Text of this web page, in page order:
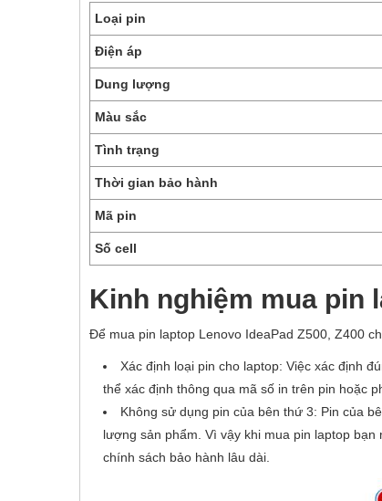
Loại pin
Điện áp
Dung lượng
Màu sắc
Tình trạng
Thời gian bảo hành
Mã pin
Số cell
Kinh nghiệm mua pin
Để mua pin laptop Lenovo IdeaPad Z500, Z400
Xác định loại pin cho laptop: Việc xác định
thể xác định thông qua mã số in trên pin hoặc
Không sử dụng pin của bên thứ 3: Pin của
lượng sản phẩm. Vì vậy khi mua pin laptop
chính sách bảo hành lâu dài.